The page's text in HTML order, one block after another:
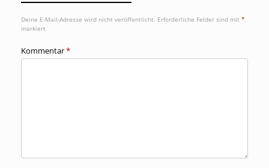
Deine E-Mail-Adresse wird nicht veröffentlicht. Erforderliche Felder sind mit *
markiert
Kommentar*